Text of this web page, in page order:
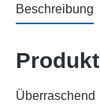
Beschreibung